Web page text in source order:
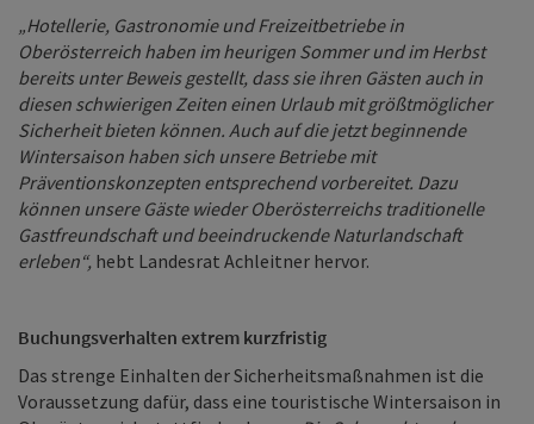
„Hotellerie, Gastronomie und Freizeitbetriebe in
Oberösterreich haben im heurigen Sommer und im Herbst
bereits unter Beweis gestellt, dass sie ihren Gästen auch in
diesen schwierigen Zeiten einen Urlaub mit größtmöglicher
Sicherheit bieten können. Auch auf die jetzt beginnende
Wintersaison haben sich unsere Betriebe mit
Präventionskonzepten entsprechend vorbereitet. Dazu
können unsere Gäste wieder Oberösterreichs traditionelle
Gastfreundschaft und beeindruckende Naturlandschaft
erleben“, hebt Landesrat Achleitner hervor.
Buchungsverhalten extrem kurzfristig
Das strenge Einhalten der Sicherheitsmaßnahmen ist die
Voraussetzung dafür, dass eine touristische Wintersaison in